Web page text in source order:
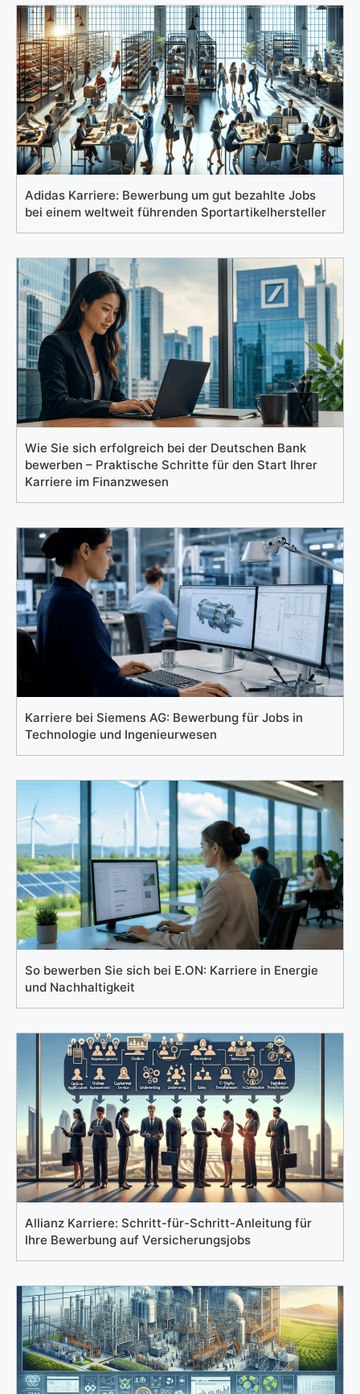
Adidas Karriere: Bewerbung um gut bezahlte Jobs
bei einem weltweit führenden Sportartikelhersteller
Wie Sie sich erfolgreich bei der Deutschen Bank
bewerben – Praktische Schritte für den Start Ihrer
Karriere im Finanzwesen
Karriere bei Siemens AG: Bewerbung für Jobs in
Technologie und Ingenieurwesen
So bewerben Sie sich bei E.ON: Karriere in Energie
und Nachhaltigkeit
Allianz Karriere: Schritt-für-Schritt-Anleitung für
Ihre Bewerbung auf Versicherungsjobs